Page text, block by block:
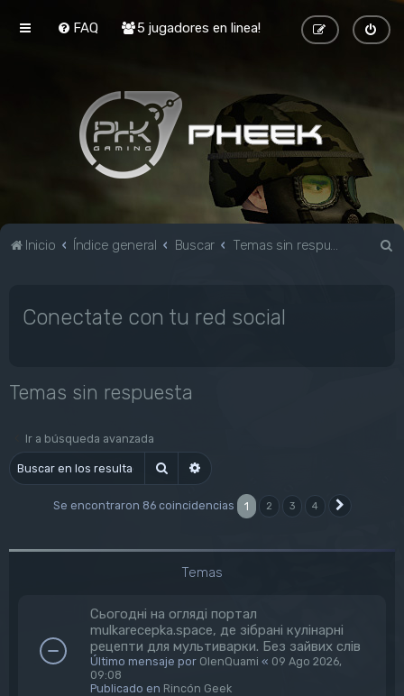
FAQ 5 jugadores en linea!
Inicio Índice general Buscar Temas sin respuesta
Conectate con tu red social
Temas sin respuesta
Ir a búsqueda avanzada
Buscar Búsqueda avanzada
Se encontraron 86 coincidencias 1 2 3 4
Temas
Сьогодні на огляді портал
mulkarecepka.space, де зібрані кулінарні
рецепти для мультиварки. Без зайвих слів
Último mensaje por OlenQuami « 09 Ago 2026,
09:08
Publicado en Rincón Geek